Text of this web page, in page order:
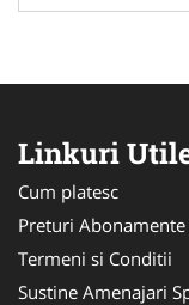
Linkuri
Cum platesc
Preturi Abonamente
Termeni si Conditii
Sustine Amenajari